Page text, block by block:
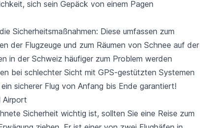
sich sein Gepäck von einem Pagen
Sicherheitsmaßnahmen: Diese umfassen zum
der Flugzeuge und zum Räumen von Schnee auf der
in der Schweiz häufiger zum Problem werden
bei schlechter Sicht mit GPS-gestützten Systemen
sicherer Flug von Anfang bis Ende garantiert!
Airport
Sicherheit wichtig ist, sollten Sie eine Reise zum